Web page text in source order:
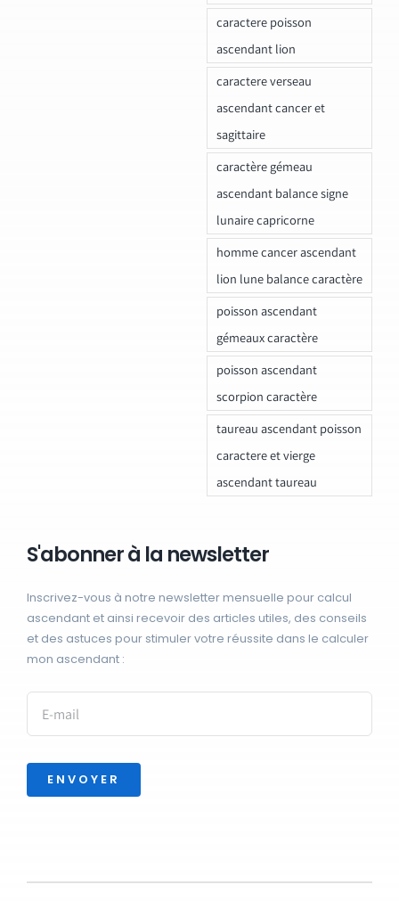
caractere poisson
ascendant lion
caractere verseau
ascendant cancer et
sagittaire
caractère gémeau
ascendant balance signe
lunaire capricorne
homme cancer ascendant
lion lune balance caractère
poisson ascendant
gémeaux caractère
poisson ascendant
scorpion caractère
taureau ascendant poisson
caractere et vierge
ascendant taureau
S'abonner à la newsletter
Inscrivez-vous à notre newsletter mensuelle pour calcul
ascendant et ainsi recevoir des articles utiles, des conseils
et des astuces pour stimuler votre réussite dans le calculer
mon ascendant :
ENVOYER